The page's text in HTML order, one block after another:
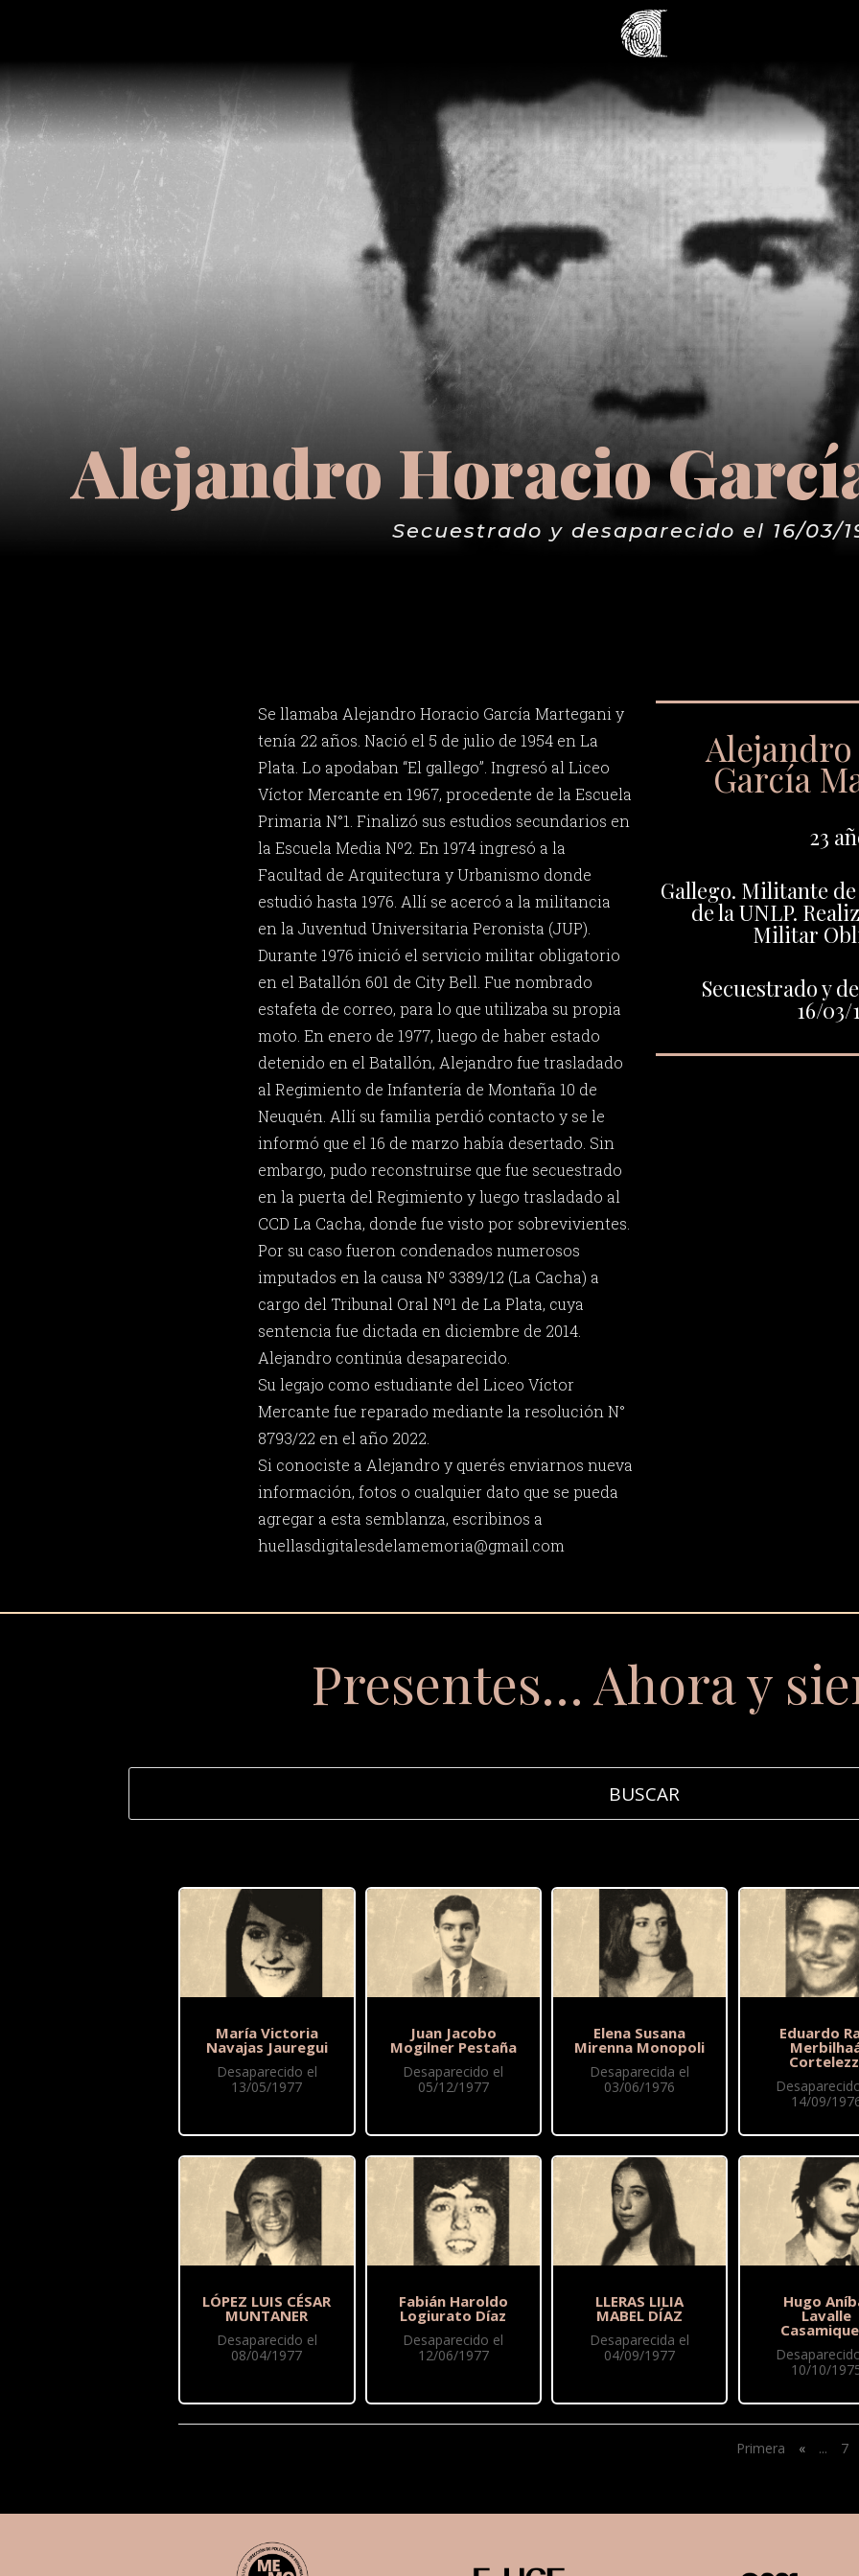
Alejandro Horacio
Secuestrado y desaparecido el 16/03/
Se llamaba Alejandro Horacio García Martegani y
tenía 22 años. Nació el 5 de julio de 1954 en La
Plata. Lo apodaban “El gallego”. Ingresó al Liceo
Víctor Mercante en 1967, procedente de la Escuela
Primaria N°1. Finalizó sus estudios secundarios en
la Escuela Media Nº2. En 1974 ingresó a la
Facultad de Arquitectura y Urbanismo donde
estudió hasta 1976. Allí se acercó a la militancia
en la Juventud Universitaria Peronista (JUP).
Durante 1976 inició el servicio militar obligatorio
en el Batallón 601 de City Bell. Fue nombrado
estafeta de correo, para lo que utilizaba su propia
moto. En enero de 1977, luego de haber estado
detenido en el Batallón, Alejandro fue trasladado
al Regimiento de Infantería de Montaña 10 de
Neuquén. Allí su familia perdió contacto y se le
informó que el 16 de marzo había desertado. Sin
embargo, pudo reconstruirse que fue secuestrado
en la puerta del Regimiento y luego trasladado al
CCD La Cacha, donde fue visto por sobrevivientes.
Por su caso fueron condenados numerosos
imputados en la causa Nº 3389/12 (La Cacha) a
cargo del Tribunal Oral Nº1 de La Plata, cuya
sentencia fue dictada en diciembre de 2014.
Alejandro continúa desaparecido.
Su legajo como estudiante del Liceo Víctor
Mercante fue reparado mediante la resolución N°
8793/22 en el año 2022.
Si conociste a Alejandro y querés enviarnos nueva
información, fotos o cualquier dato que se pueda
agregar a esta semblanza, escribinos a
huellasdigitalesdelamemoria@gmail.com
García
23
Gallego. Militante
de la UNLP.
Militar
Secuestrado y
16/03/
Presentes… Ahora y
María Victoria
Navajas Jauregui
Desaparecido el
13/05/1977
LÓPEZ LUIS CÉSAR
MUNTANER
Desaparecido el
08/04/1977
Juan Jacobo
Mogilner Pestaña
Desaparecido el
05/12/1977
Fabián Haroldo
Logiurato Díaz
Desaparecido el
12/06/1977
Elena Susana
Mirenna Monopoli
Desaparecida el
03/06/1976
LLERAS LILIA
MABEL DÍAZ
Desaparecida el
04/09/1977
Eduardo
14/09/
Hugo
Lavalle
10/10/
Primera « ... 7